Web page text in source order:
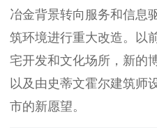
冶金背景转向服务和信息
筑环境进行重大改造。以
宅开发和文化场所，新的
以及由史蒂文霍尔建筑师
市的新愿望。